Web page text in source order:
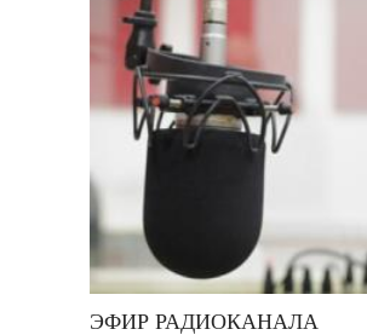
ЭФИР РАДИОКАНАЛА